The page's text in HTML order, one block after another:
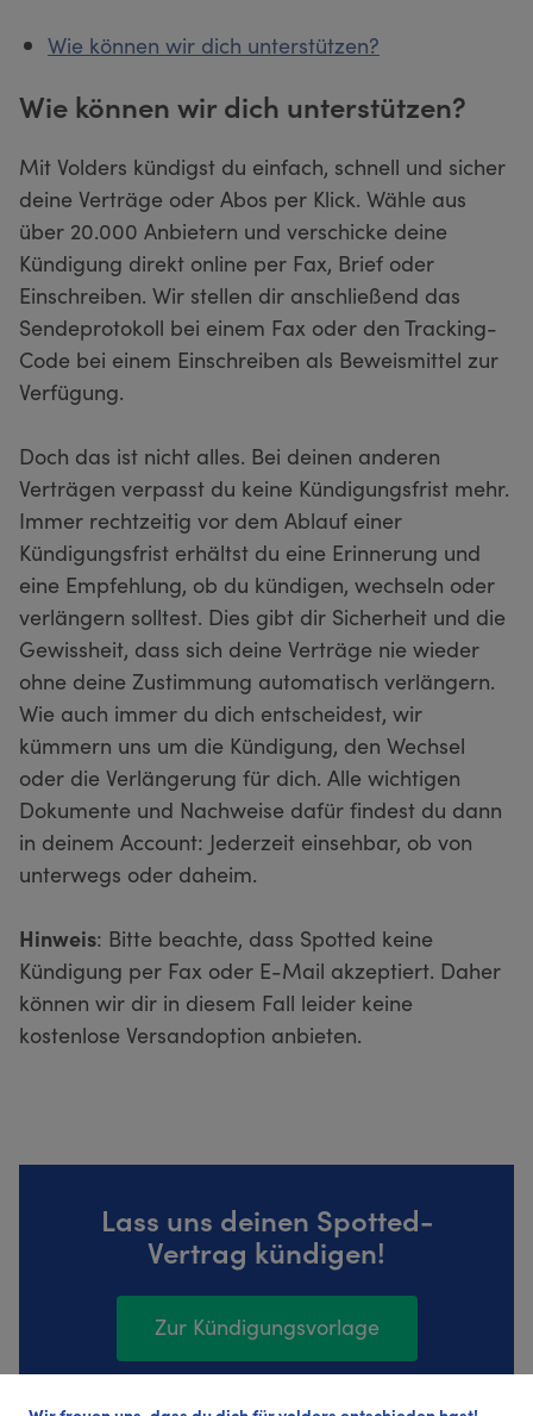
Wie können wir dich unterstützen?
Wie können wir dich unterstützen?
Mit Volders kündigst du einfach, schnell und sicher
deine Verträge oder Abos per Klick. Wähle aus
über 20.000 Anbietern und verschicke deine
Kündigung direkt online per Fax, Brief oder
Einschreiben. Wir stellen dir anschließend das
Sendeprotokoll bei einem Fax oder den Tracking-
Code bei einem Einschreiben als Beweismittel zur
Verfügung.
Doch das ist nicht alles. Bei deinen anderen
Verträgen verpasst du keine Kündigungsfrist mehr.
Immer rechtzeitig vor dem Ablauf einer
Kündigungsfrist erhältst du eine Erinnerung und
eine Empfehlung, ob du kündigen, wechseln oder
verlängern solltest. Dies gibt dir Sicherheit und die
Gewissheit, dass sich deine Verträge nie wieder
ohne deine Zustimmung automatisch verlängern.
Wie auch immer du dich entscheidest, wir
kümmern uns um die Kündigung, den Wechsel
oder die Verlängerung für dich. Alle wichtigen
Dokumente und Nachweise dafür findest du dann
in deinem Account: Jederzeit einsehbar, ob von
unterwegs oder daheim.
Hinweis: Bitte beachte, dass Spotted keine
Kündigung per Fax oder E-Mail akzeptiert. Daher
können wir dir in diesem Fall leider keine
kostenlose Versandoption anbieten.
Lass uns deinen Spotted-
Vertrag kündigen!
Zur Kündigungsvorlage